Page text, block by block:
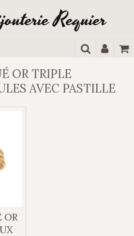
Requier
OR TRIPLE
AVEC PASTILLE
OR